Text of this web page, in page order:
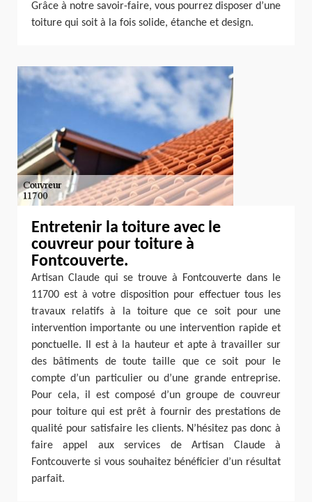
Grâce à notre savoir-faire, vous pourrez disposer d’une
toiture qui soit à la fois solide, étanche et design.
Entretenir la toiture avec le
couvreur pour toiture à
Fontcouverte.
Artisan Claude qui se trouve à Fontcouverte dans le
11700 est à votre disposition pour effectuer tous les
travaux relatifs à la toiture que ce soit pour une
intervention importante ou une intervention rapide et
ponctuelle. Il est à la hauteur et apte à travailler sur
des bâtiments de toute taille que ce soit pour le
compte d’un particulier ou d’une grande entreprise.
Pour cela, il est composé d’un groupe de couvreur
pour toiture qui est prêt à fournir des prestations de
qualité pour satisfaire les clients. N’hésitez pas donc à
faire appel aux services de Artisan Claude à
Fontcouverte si vous souhaitez bénéficier d’un résultat
parfait.